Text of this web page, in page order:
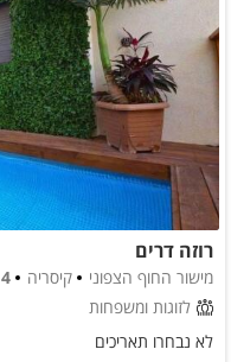
רוזה דרים
מישור החוף הצפוני קיסריה
4 יחידות, 4 חדרים
לזוגות ומשפחות
לא נבחרו תאריכים